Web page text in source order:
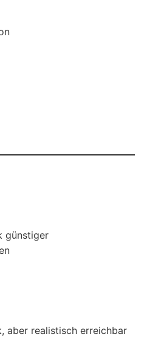
günstiger
aber realistisch erreichbar